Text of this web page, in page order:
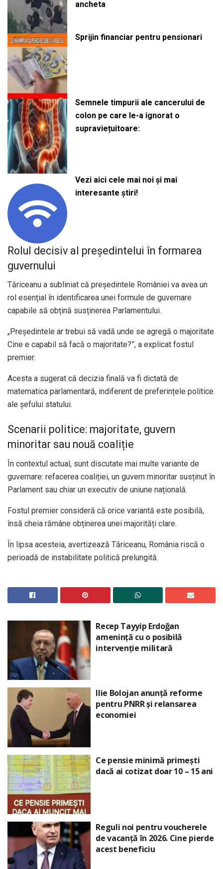
ancheta
Sprijin financiar pentru pensionari
Semnele timpurii ale cancerului de
colon pe care le-a ignorat o
supraviețuitoare:
Vezi aici cele mai noi și mai
interesante știri!
Rolul decisiv al președintelui în formarea
guvernului
Tăriceanu a subliniat că președintele României va avea un
rol esențial în identificarea unei formule de guvernare
capabile să obțină susținerea Parlamentului.
„Președintele ar trebui să vadă unde se agregă o majoritate.
Cine e capabil să facă o majoritate?”, a explicat fostul
premier.
Acesta a sugerat că decizia finală va fi dictată de
matematica parlamentară, indiferent de preferințele politice
ale șefului statului.
Scenarii politice: majoritate, guvern
minoritar sau nouă coaliție
În contextul actual, sunt discutate mai multe variante de
guvernare: refacerea coaliției, un guvern minoritar susținut în
Parlament sau chiar un executiv de uniune națională.
Fostul premier consideră că orice variantă este posibilă,
însă cheia rămâne obținerea unei majorități clare.
În lipsa acesteia, avertizează Tăriceanu, România riscă o
perioadă de instabilitate politică prelungită.
Recep Tayyip Erdoğan
amenință cu o posibilă
intervenție militară
Ilie Bolojan anunță reforme
pentru PNRR și relansarea
economiei
Ce pensie minimă primești
dacă ai cotizat doar 10 – 15 ani
Reguli noi pentru voucherele
de vacanță în 2026. Cine pierde
acest beneficiu